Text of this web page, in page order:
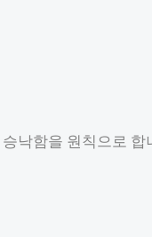
함을 원칙으로